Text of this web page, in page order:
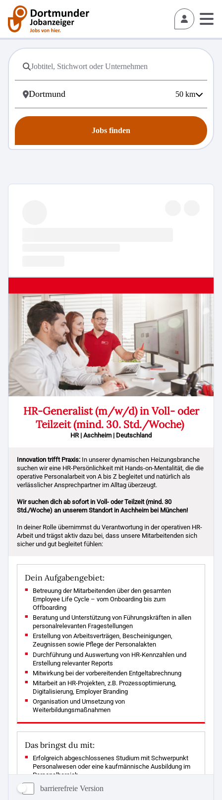
50 km
Jobs finden
barrierefreie Version